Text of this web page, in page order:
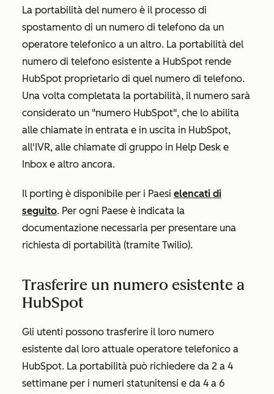
La portabilità del numero è il processo di
spostamento di un numero di telefono da un
operatore telefonico a un altro. La portabilità del
numero di telefono esistente a HubSpot rende
HubSpot proprietario di quel numero di telefono.
Una volta completata la portabilità, il numero sarà
considerato un "numero HubSpot", che lo abilita
alle chiamate in entrata e in uscita in HubSpot,
all'IVR, alle chiamate di gruppo in Help Desk e
Inbox e altro ancora.
Il porting è disponibile per i Paesi elencati di
seguito. Per ogni Paese è indicata la
documentazione necessaria per presentare una
richiesta di portabilità (tramite Twilio).
Trasferire un numero esistente a
HubSpot
Gli utenti possono trasferire il loro numero
esistente dal loro attuale operatore telefonico a
HubSpot. La portabilità può richiedere da 2 a 4
settimane per i numeri statunitensi e da 4 a 6